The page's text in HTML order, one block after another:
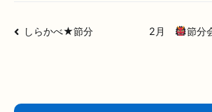
投
ゲ
しらかべ★節分 2月 節分